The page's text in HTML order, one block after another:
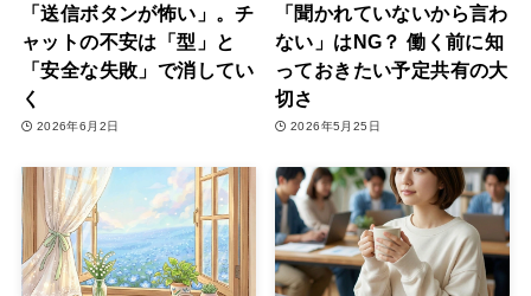
「送信ボタンが怖い」。チ
ャットの不安は「型」と
「安全な失敗」で消してい
く
2026年6月2日
「聞かれていないから言わ
ない」はNG？ 働く前に知
っておきたい予定共有の大
切さ
2026年5月25日